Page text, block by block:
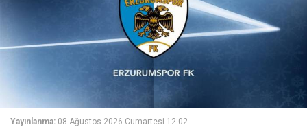
Yayınlanma: 08 Ağustos 2026 Cumartesi 12:02